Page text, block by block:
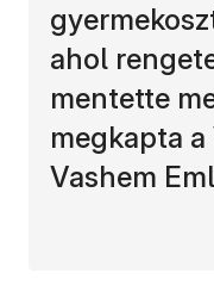
ahol
mentette
megkapta a
Vashem